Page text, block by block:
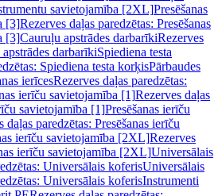
savietojamība [2XL]Presēšanas
[3]Rezerves daļas paredzētas: Presēšanas
[3]Cauruļu apstrādes darbarīkiRezerves
darbarīkiSpiediena testa
Spiediena testa korķisPārbaudes
ierīcesRezerves daļas paredzētas:
ierīču savietojamība [1]Rezerves daļas
savietojamība [1]Presēšanas ierīču
daļas paredzētas: Presēšanas ierīču
ierīču savietojamība [2XL]Rezerves
ierīču savietojamība [2XL]Universālais
Universālais koferisUniversālais
Universālais koferisInstrumenti